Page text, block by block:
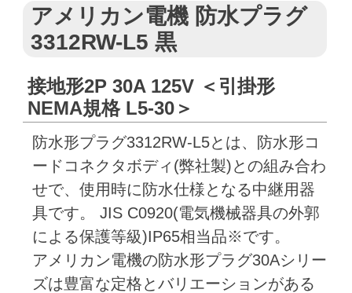
アメリカン電機 防水プラグ
3312RW-L5 黒
接地形2P 30A 125V ＜引掛形
NEMA規格 L5-30＞
防水形プラグ3312RW-L5とは、防水形コ
ードコネクタボディ(弊社製)との組み合わ
せで、使用時に防水仕様となる中継用器
具です。 JIS C0920(電気機械器具の外郭
による保護等級)IP65相当品※です。
アメリカン電機の防水形プラグ30Aシリー
ズは豊富な定格とバリエーションがある